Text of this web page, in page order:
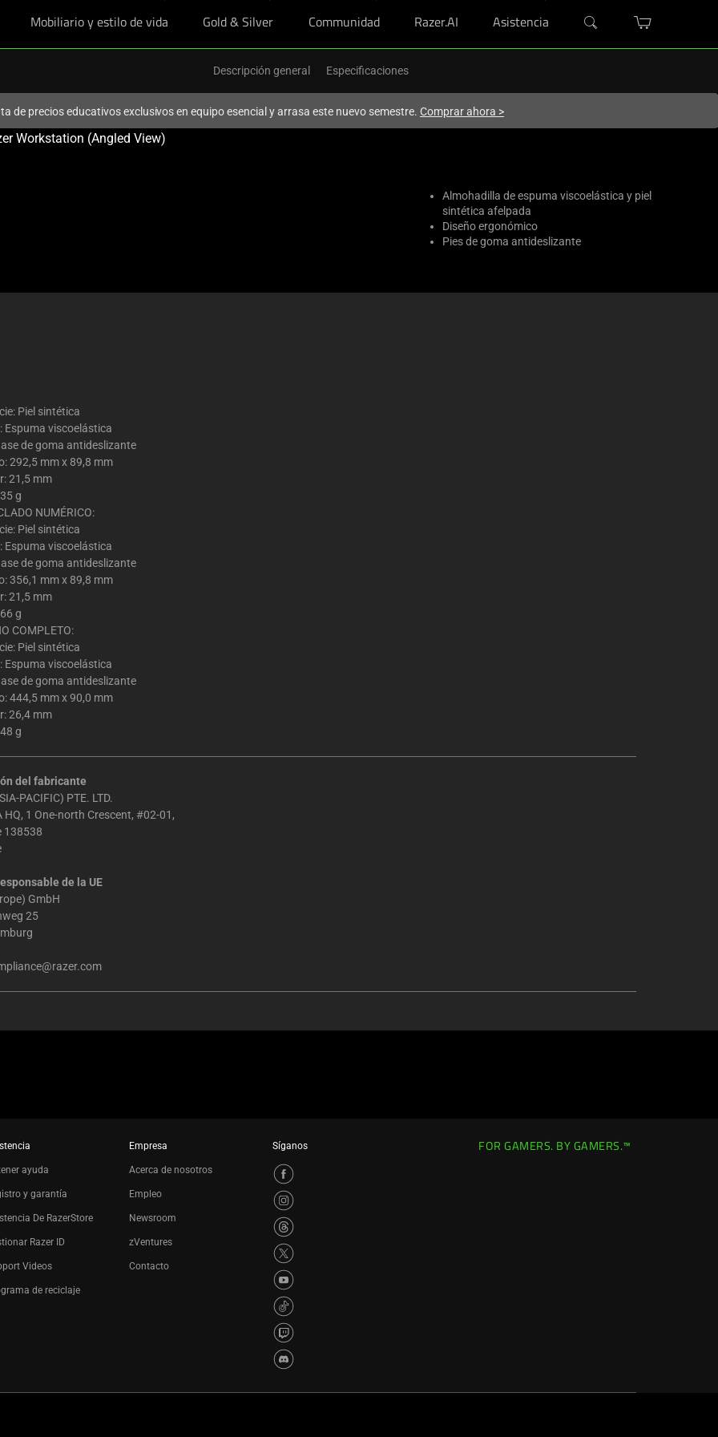
Mobiliario y estilo de vida Gold & Silver Communidad Razer.AI Asistencia
de precios educativos exclusivos en equipo esencial y arrasa este nuevo semestre. Comprar ahora >
Almohadilla de espuma viscoelástica y piel
sintética afelpada
Diseño ergonómico
Pies de goma antideslizante
Descripción general Especificaciones
Piel sintética
Espuma viscoelástica
de goma antideslizante
292,5 mm x 89,8 mm
21,5 mm
g
NUMÉRICO:
Piel sintética
Espuma viscoelástica
de goma antideslizante
356,1 mm x 89,8 mm
21,5 mm
g
COMPLETO:
Piel sintética
Espuma viscoelástica
de goma antideslizante
444,5 mm x 90,0 mm
26,4 mm
g
del fabricante
PACIFIC) PTE. LTD.
HQ, 1 One-north Crescent, #02-01,
138538
de la UE
GmbH
25
ayuda
y garantía
De RazerStore
Razer ID
Videos
de reciclaje
Empresa
Acerca de nosotros
Empleo
Newsroom
zVentures
Contacto
Síganos FOR GAMERS. BY GAMERS.™